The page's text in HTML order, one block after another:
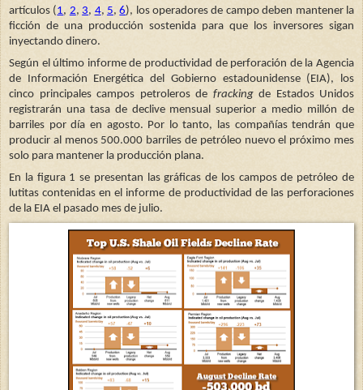
artículos (1, 2, 3, 4, 5,6), los operadores de campo deben mantener la
ficción de una producción sostenida para que los inversores sigan
inyectando dinero.
Según el último informe de productividad de perforación de la Agencia
de Información Energética del Gobierno estadounidense (EIA), los
cinco principales campos petroleros de frackingde Estados Unidos
registrarán una tasa de declive mensual superior a medio millón de
barriles por día en agosto. Por lo tanto, las compañías tendrán que
producir al menos 500.000 barriles de petróleo nuevo el próximo mes
solo para mantener la producción plana.
En la figura 1 se presentan las gráficas de los campos de petróleo de
lutitas contenidas en el informe de productividad de las perforaciones
de la EIA el pasado mes de julio.